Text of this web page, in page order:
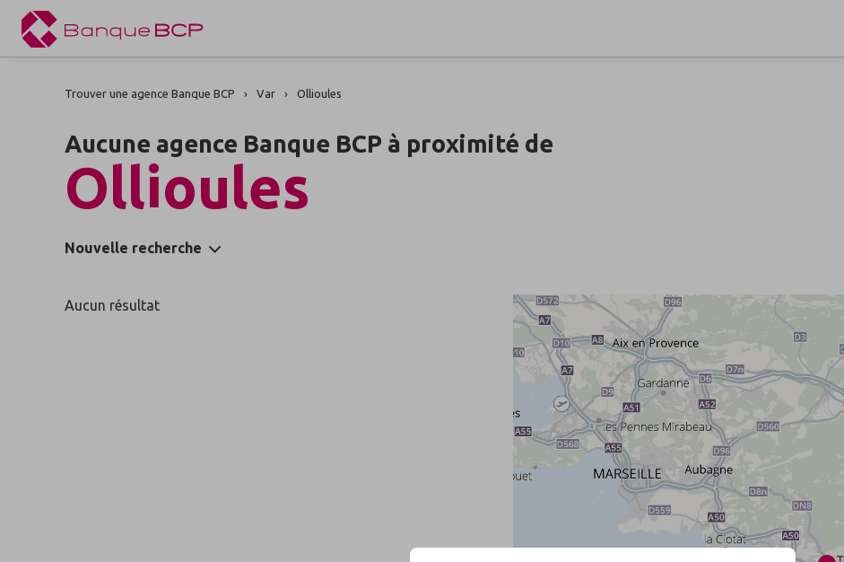
Trouver une agence Banque BCP Var Ollioules
Aucune agence Banque BCP à proximité de
Ollioules
Nouvelle recherche
Aucun résultat